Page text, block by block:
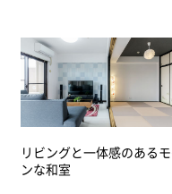
リビングと一体感のある
ンな和室